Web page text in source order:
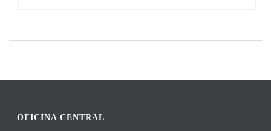
OFICINA CENTRAL